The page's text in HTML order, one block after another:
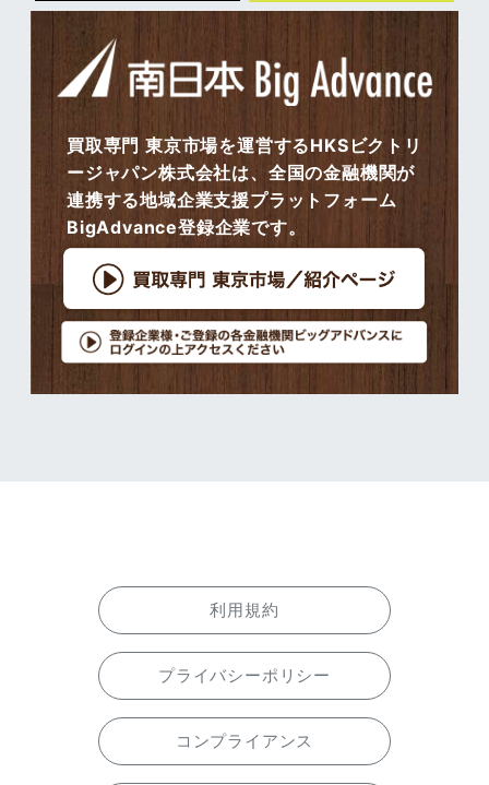
買取専門 東京市場を運営するHKSビクトリ
ージャパン株式会社は、全国の金融機関が
連携する地域企業支援プラットフォーム
BigAdvance登録企業です。
利用規約
プライバシーポリシー
コンプライアンス